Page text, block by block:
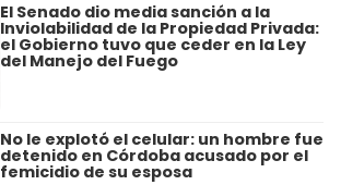
El Senado dio media sanción a la
Inviolabilidad de la Propiedad Privada:
el Gobierno tuvo que ceder en la Ley
del Manejo del Fuego
No le explotó el celular: un hombre fue
detenido en Córdoba acusado por el
femicidio de su esposa